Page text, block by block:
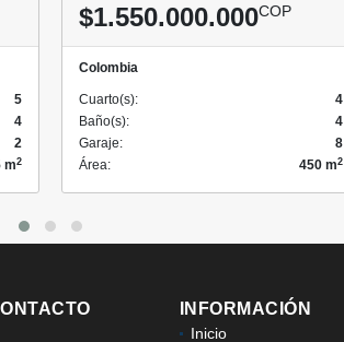
5
4
2
m2
$1.550.000.000COP
Colombia
Cuarto(s):
4
Baño(s):
4
Garaje:
8
Área:
450 m2
INFORMACIÓN
Inicio